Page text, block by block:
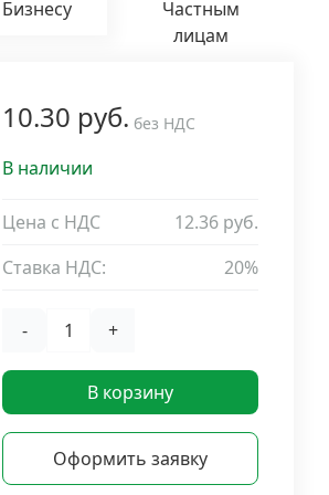
Бизнесу
Частным
лицам
10.30 руб. без НДС
В наличии
Цена с НДС
12.36 руб.
Ставка НДС:
20%
- +
В корзину
Оформить заявку